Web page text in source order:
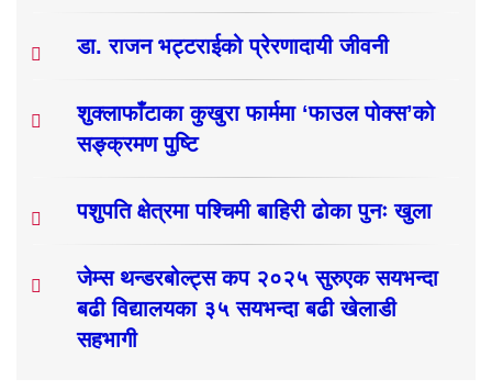
डा. राजन भट्टराईको प्रेरणादायी जीवनी
शुक्लाफाँटाका कुखुरा फार्ममा ‘फाउल पोक्स’को
सङ्क्रमण पुष्टि
पशुपति क्षेत्रमा पश्चिमी बाहिरी ढोका पुनः खुला
जेम्स थन्डरबोल्ट्स कप २०२५ सुरुएक सयभन्दा
बढी विद्यालयका ३५ सयभन्दा बढी खेलाडी
सहभागी